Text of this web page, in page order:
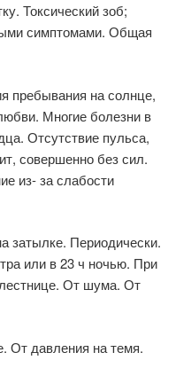
Токсический зоб;
симптомами. Общая
пребывания на солнце,
Многие болезни в
Отсутствие пульса,
совершенно без сил.
из- за слабости
затылке. Периодически.
или в 23 ч ночью. При
От шума. От
От давления на темя.